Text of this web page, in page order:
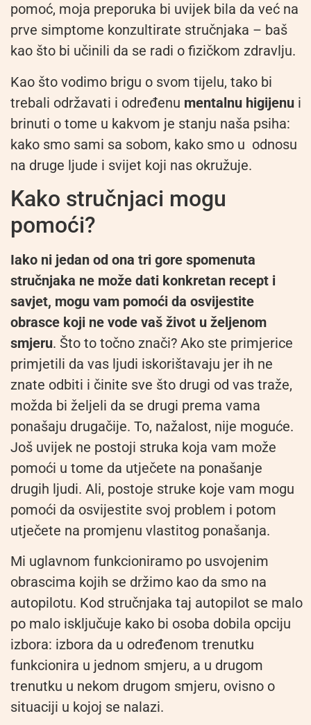
pomoć, moja preporuka bi uvijek bila da već na
prve simptome konzultirate stručnjaka – baš
kao što bi učinili da se radi o fizičkom zdravlju.
Kao što vodimo brigu o svom tijelu, tako bi
trebali održavati i određenu mentalnu higijenu i
brinuti o tome u kakvom je stanju naša psiha:
kako smo sami sa sobom, kako smo u odnosu
na druge ljude i svijet koji nas okružuje.
Kako stručnjaci mogu
pomoći?
Iako ni jedan od ona tri gore spomenuta
stručnjaka ne može dati konkretan recept i
savjet, mogu vam pomoći da osvijestite
obrasce koji ne vode vaš život u željenom
smjeru. Što to točno znači? Ako ste primjerice
primjetili da vas ljudi iskorištavaju jer ih ne
znate odbiti i činite sve što drugi od vas traže,
možda bi željeli da se drugi prema vama
ponašaju drugačije. To, nažalost, nije moguće.
Još uvijek ne postoji struka koja vam može
pomoći u tome da utječete na ponašanje
drugih ljudi. Ali, postoje struke koje vam mogu
pomoći da osvijestite svoj problem i potom
utječete na promjenu vlastitog ponašanja.
Mi uglavnom funkcioniramo po usvojenim
obrascima kojih se držimo kao da smo na
autopilotu. Kod stručnjaka taj autopilot se malo
po malo isključuje kako bi osoba dobila opciju
izbora: izbora da u određenom trenutku
funkcionira u jednom smjeru, a u drugom
trenutku u nekom drugom smjeru, ovisno o
situaciji u kojoj se nalazi.